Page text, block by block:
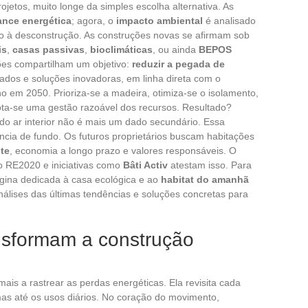
muito longe da simples escolha alternativa. As
energética; agora, o impacto ambiental é analisado
desconstrução. As construções novas se afirmam sob
casas passivas bioclimáticas , ou ainda BEPOS
compartilham um objetivo: reduzir a pegada de
e soluções inovadoras, em linha direta com o
em 2050. Prioriza-se a madeira, otimiza-se o isolamento,
se uma gestão razoável dos recursos. Resultado?
ar interior não é mais um dado secundário. Essa
de fundo. Os futuros proprietários buscam habitações
, economia a longo prazo e valores responsáveis. O
RE2020 e iniciativas como Bâti Activ atestam isso. Para
dedicada à casa ecológica e ao habitat do amanhã
das últimas tendências e soluções concretas para
a construção
a rastrear as perdas energéticas. Ela revisita cada
até os usos diários. No coração do movimento,